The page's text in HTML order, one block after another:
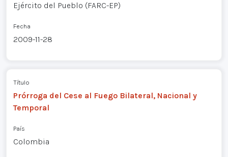
Ejército del Pueblo (FARC-EP)
Fecha
2009-11-28
Título
Prórroga del Cese al Fuego Bilateral, Nacional y
Temporal
País
Colombia